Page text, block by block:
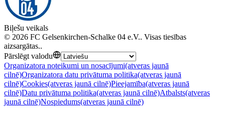
Biļešu veikals
© 2026 FC Gelsenkirchen-Schalke 04 e.V.. Visas tiesības
aizsargātas..
Pārslēgt valodu
Organizatora noteikumi un nosacījumi(atveras jaunā
cilnē)Organizatora datu privātuma politika(atveras jaunā
cilnē)Cookies(atveras jaunā cilnē)Pieejamība(atveras jaunā
cilnē)Datu privātuma politika(atveras jaunā cilnē)Atbalsts(atveras
jaunā cilnē)Nospiedums(atveras jaunā cilnē)